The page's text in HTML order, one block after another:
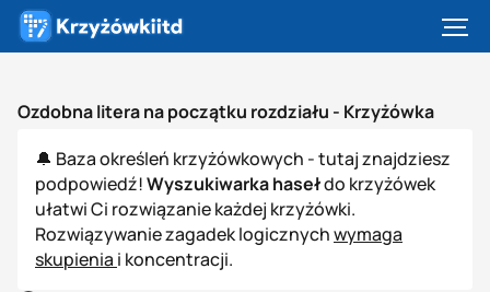
Ozdobna litera na początku rozdziału - Krzyżówka
🔔 Baza określeń krzyżówkowych - tutaj znajdziesz
podpowiedź!Wyszukiwarka hasełdo krzyżówek
ułatwi Ci rozwiązanie każdej krzyżówki.
Rozwiązywanie zagadek logicznychwymaga
skupienia i koncentracji.